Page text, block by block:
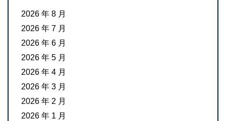
2026 年 8 月
2026 年 7 月
2026 年 6 月
2026 年 5 月
2026 年 4 月
2026 年 3 月
2026 年 2 月
2026 年 1 月